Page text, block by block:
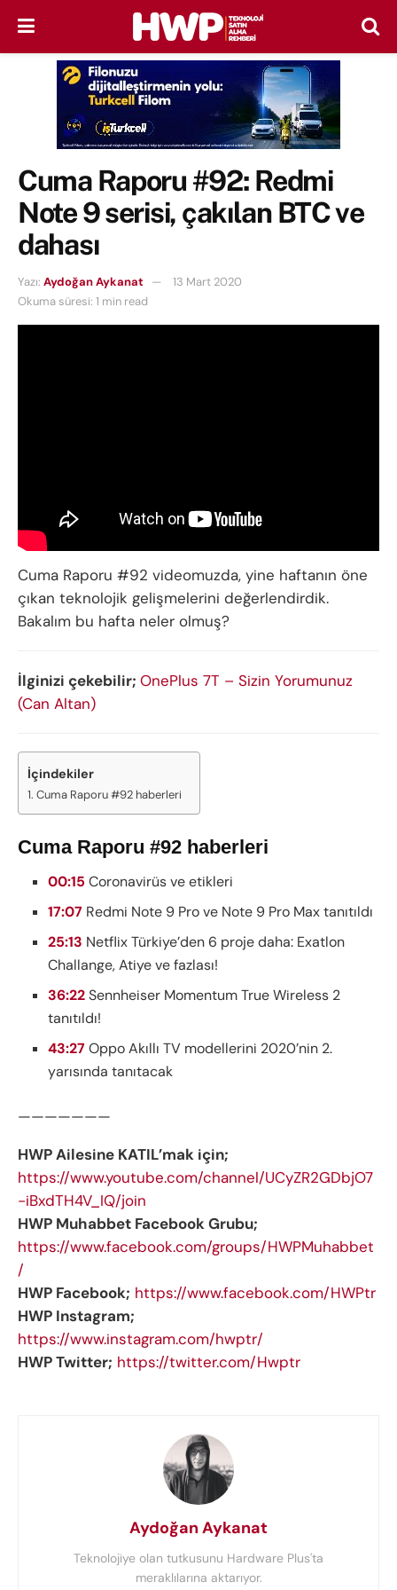
Cuma Raporu #92: Redmi
Note 9 serisi, çakılan BTC ve
dahası
Yazı: Aydoğan Aykanat
13 Mart 2020
Okuma süresi: 1 min read
Cuma Raporu #92 videomuzda, yine haftanın öne
çıkan teknolojik gelişmelerini değerlendirdik.
Bakalım bu hafta neler olmuş?
İlginizi çekebilir; OnePlus 7T – Sizin Yorumunuz
(Can Altan)
İçindekiler
Cuma Raporu #92 haberleri
Cuma Raporu #92 haberleri
00:15 Coronavirüs ve etikleri
17:07 Redmi Note 9 Pro ve Note 9 Pro Max tanıtıldı
25:13 Netflix Türkiye’den 6 proje daha: Exatlon
Challange, Atiye ve fazlası!
36:22 Sennheiser Momentum True Wireless 2
tanıtıldı!
43:27Oppo Akıllı TV modellerini 2020’nin 2.
yarısında tanıtacak
———————
HWP Ailesine KATIL’mak için;
https://www.youtube.com/channel/UCyZR2GDbjO7
-iBxdTH4V_IQ/join
HWP Muhabbet Facebook Grubu;
https://www.facebook.com/groups/HWPMuhabbet
/
HWP Facebook; https://www.facebook.com/HWPtr
HWP Instagram;
https://www.instagram.com/hwptr/
HWP Twitter; https://twitter.com/Hwptr
Aydoğan Aykanat
Teknolojiye olan tutkusunu Hardware Plus'ta
meraklılarına aktarıyor.